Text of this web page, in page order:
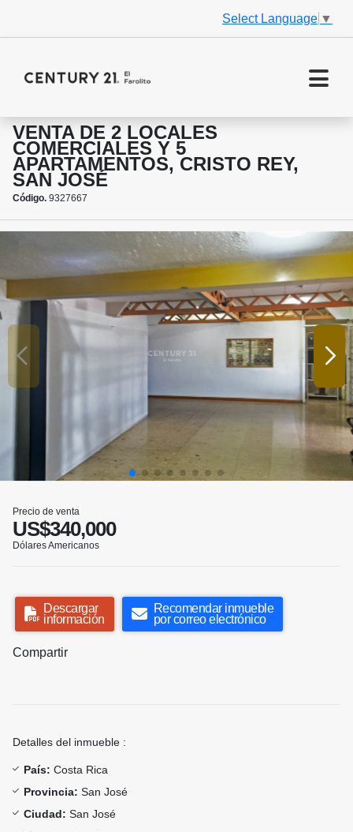
Select Language ▼
VENTA DE 2 LOCALES
COMERCIALES Y 5
APARTAMENTOS, CRISTO REY,
SAN JOSÉ
Código. 9327667
Precio de venta
US$340,000
Dólares Americanos
Descargar
información
Recomendar inmueble
por correo electrónico
Compartir
Detalles del inmueble :
País: Costa Rica
Provincia: San José
Ciudad: San José